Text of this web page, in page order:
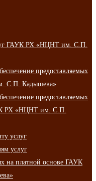
ГАУК РХ «НЦНТ им. С.П.
предоставляемых
С.П. Кадышева»
предоставляемых
РХ «НЦНТ им. С.П.
услуг
услуг
на платной основе ГАУК